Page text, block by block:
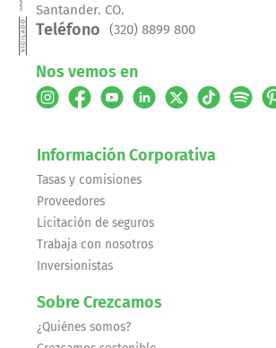
Santander. CO.
Teléfono (320) 8899 800
Nos vemos en
Información Corporativa
Tasas y comisiones
Proveedores
Licitación de seguros
Trabaja con nosotros
Inversionistas
Sobre Crezcamos
¿Quiénes somos?